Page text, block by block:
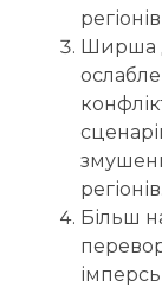
Ширша
регіонів.
Більш